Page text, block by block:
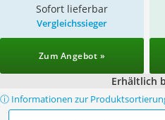
Sofort lieferbar
Vergleichssieger
Zum Angebot »
Erhältlich
ⓘ Informationen zur